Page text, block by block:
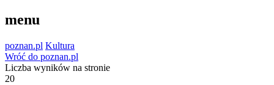
menu
poznan.pl Kultura
Wróć do poznan.pl
Liczba wyników na stronie
20